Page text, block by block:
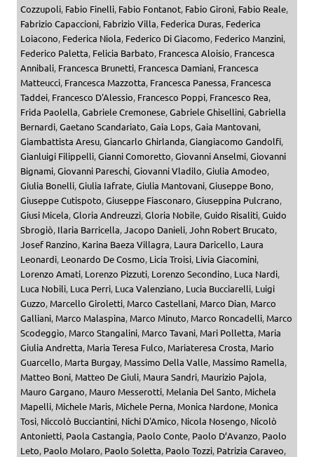
Cozzupoli, Fabio Finelli, Fabio Fontanot, Fabio Gironi, Fabio Reale,
Fabrizio Capaccioni, Fabrizio Villa, Federica Duras, Federica
Loiacono, Federica Niola, Federico Di Giacomo, Federico Manzini,
Federico Paletta, Felicia Barbato, Francesca Aloisio, Francesca
Annibali, Francesca Brunetti, Francesca Damiani, Francesca
Matteucci, Francesca Mazzotta, Francesca Panessa, Francesca
Taddei, Francesco D'Alessio, Francesco Poppi, Francesco Rea,
Frida Paolella,Gabriele Cremonese,Gabriele Ghisellini,Gabriella
Bernardi,Gaetano Scandariato,Gaia Lops,Gaia Mantovani,
Giambattista Aresu,Giancarlo Ghirlanda,Giangiacomo Gandolfi,
Gianluigi Filippelli,Gianni Comoretto,Giovanni Anselmi,Giovanni
Bignami,Giovanni Pareschi,Giovanni Vladilo,Giulia Amodeo,
Giulia Bonelli,Giulia Iafrate,Giulia Mantovani,Giuseppe Bono,
Giuseppe Cutispoto,Giuseppe Fiasconaro,Giuseppina Pulcrano,
Giusi Micela,Gloria Andreuzzi,Gloria Nobile,Guido Risaliti,Guido
Sbrogiò, Ilaria Barricella,Jacopo Danieli,John Robert Brucato,
Josef Ranzino, Karina Baeza Villagra, Laura Daricello, Laura
Leonardi, Leonardo De Cosmo, Licia Troisi, Livia Giacomini,
Lorenzo Amati, Lorenzo Pizzuti, Lorenzo Secondino, Luca Nardi,
Luca Nobili, Luca Perri, Luca Valenziano, Lucia Bucciarelli, Luigi
Guzzo, Marcello Giroletti, Marco Castellani, Marco Dian, Marco
Galliani, Marco Malaspina, Marco Minuto, Marco Roncadelli, Marco
Scodeggio, Marco Stangalini, Marco Tavani, Mari Polletta, Maria
Giulia Andretta, Maria Teresa Fulco, Mariateresa Crosta, Mario
Guarcello, Marta Burgay, Massimo Della Valle, Massimo Ramella,
Matteo Boni, Matteo De Giuli, Maura Sandri, Maurizio Pajola,
Mauro Gargano, Mauro Messerotti, Melania Del Santo, Michela
Mapelli, Michele Maris, Michele Perna, Monica Nardone, Monica
Tosi, Niccolò Bucciantini, Nichi D'Amico, Nicola Nosengo, Nicolò
Antonietti, Paola Castangia, Paolo Conte, Paolo D’Avanzo, Paolo
Leto, Paolo Molaro, Paolo Soletta, Paolo Tozzi, Patrizia Caraveo,